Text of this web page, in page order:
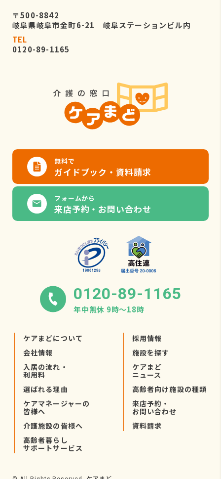
〒500-8842
岐阜県岐阜市金町6-21 岐阜ステーションビル内
TEL
0120-89-1165
無料で
ガイドブック・資料請求
フォームから
来店予約・お問い合わせ
0120-89-1165
年中無休 9時〜18時
ケアまどについて
会社情報
入居の流れ・
利用料
選ばれる理由
ケアマネージャーの
皆様へ
介護施設の皆様へ
高齢者暮らし
サポートサービス
採用情報
施設を探す
ケアまど
ニュース
高齢者向け施設の種類
来店予約・
お問い合わせ
資料請求